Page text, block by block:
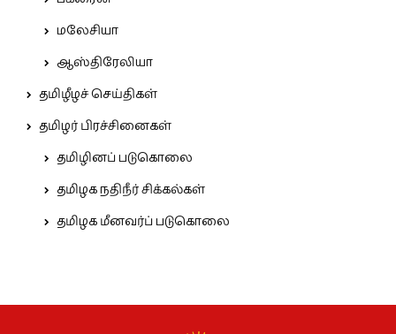
மலேசியா
ஆஸ்திரேலியா
தமிழீழச் செய்திகள்
தமிழர் பிரச்சினைகள்
தமிழினப் படுகொலை
தமிழக நதிநீர் சிக்கல்கள்
தமிழக மீனவர்ப் படுகொலை